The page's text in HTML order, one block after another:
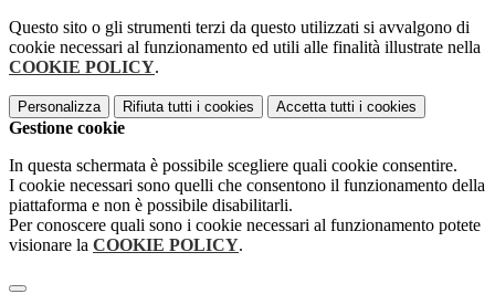
Questo sito o gli strumenti terzi da questo utilizzati si avvalgono di
cookie necessari al funzionamento ed utili alle finalità illustrate nella
COOKIE POLICY.
Personalizza Rifiuta tutti i cookies Accetta tutti i cookies
Gestione cookie
In questa schermata è possibile scegliere quali cookie consentire.
I cookie necessari sono quelli che consentono il funzionamento della
piattaforma e non è possibile disabilitarli.
Per conoscere quali sono i cookie necessari al funzionamento potete
visionare la COOKIE POLICY.